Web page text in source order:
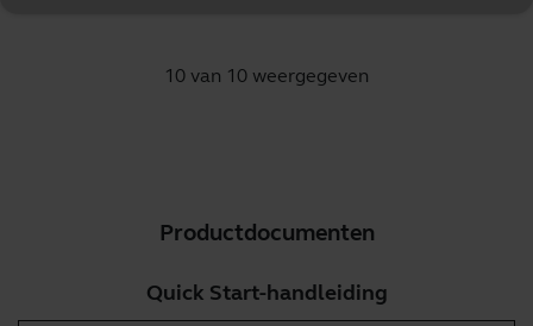
10 van 10 weergegeven
Productdocumenten
Quick Start-handleiding